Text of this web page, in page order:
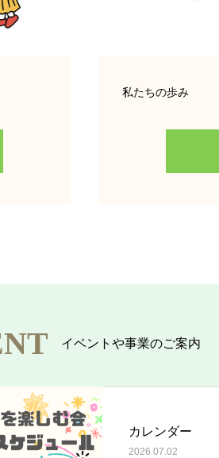
私たちの歩み
イベントや事業のご案内
カレンダー
2026.07.02